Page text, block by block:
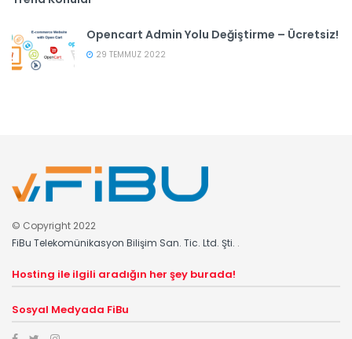
Opencart Admin Yolu Değiştirme – Ücretsiz!
29 TEMMUZ 2022
© Copyright 2022
FiBu Telekomünikasyon Bilişim San. Tic. Ltd. Şti. .
Hosting ile ilgili aradığın her şey burada!
Sosyal Medyada FiBu